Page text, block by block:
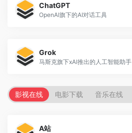
ChatGPT
OpenAI旗下的AI对话工具
Grok
马斯克旗下xAI推出的人工智能助手
影视在线 电影下载 音乐在线
A站